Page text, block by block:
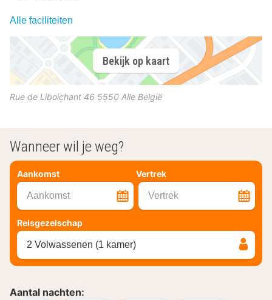
Alle faciliteiten
Bekijk op kaart
Rue de Liboichant 46 5550 Alle België
Wanneer wil je weg?
Aankomst Vertrek
Aankomst Vertrek
Reisgezelschap
2 Volwassenen (1 kamer)
Aantal nachten: